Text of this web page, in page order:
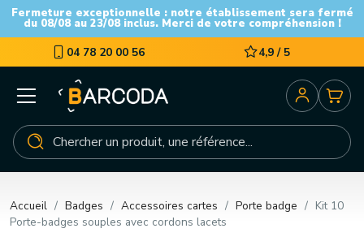
Fermeture exceptionnelle : notre établissement sera fermé
du 08/08 au 23/08 inclus. Merci de votre compréhension !
04 78 20 00 56 4,9 / 5
Accueil Badges Accessoires cartes Porte badge
Kit 10
Porte-badges souples avec cordons lacets